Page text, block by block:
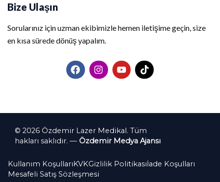
Bize Ulaşın
Sorularınız için uzman ekibimizle hemen iletişime geçin, size
en kısa sürede dönüş yapalım.
F
a
c
o
k
I
n
s
r
a
m
Y
o
u
e
T
i
k
© 2026 Özdemir Lazer Medikal. Tüm
hakları saklıdır. — Özdemir Medya Ajansı
Kullanım KoşullarıKVKGizlilik Politikasıİade Koşulları
Mesafeli Satış Sözleşmesi